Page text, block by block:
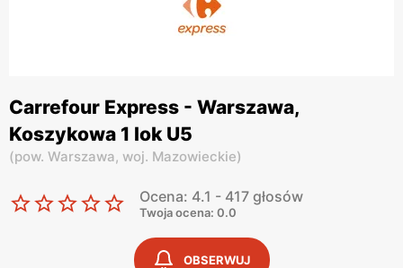
Carrefour Express - Warszawa,
Koszykowa 1 lok U5
(pow. Warszawa, woj. Mazowieckie)
Ocena: 4.1 - 417 głosów
Twoja ocena: 0.0
OBSERWUJ